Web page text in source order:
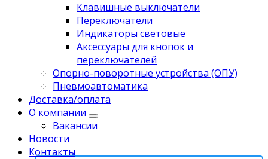
Клавишные выключатели
Переключатели
Индикаторы световые
Аксессуары для кнопок и
переключателей
Опорно-поворотные устройства (ОПУ)
Пневмоавтоматика
Доставка/оплата
О компании
Вакансии
Новости
Контакты